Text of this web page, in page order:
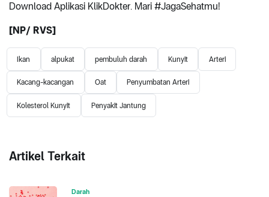
Download Aplikasi KlikDokter. Mari #JagaSehatmu!
[NP/ RVS]
Ikan alpukat pembuluh darah Kunyit Arteri
Kacang-kacangan Oat Penyumbatan Arteri
Kolesterol Kunyit Penyakit Jantung
Artikel Terkait
Darah